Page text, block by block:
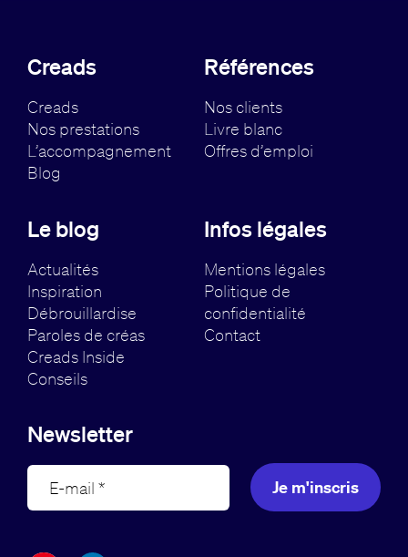
Creads
Creads
Nos prestations
L’accompagnement
Blog
Références
Nos clients
Livre blanc
Offres d’emploi
Le blog
Actualités
Inspiration
Débrouillardise
Paroles de créas
Creads Inside
Conseils
Infos légales
Mentions légales
Politique de
confidentialité
Contact
Newsletter
Je m'inscris